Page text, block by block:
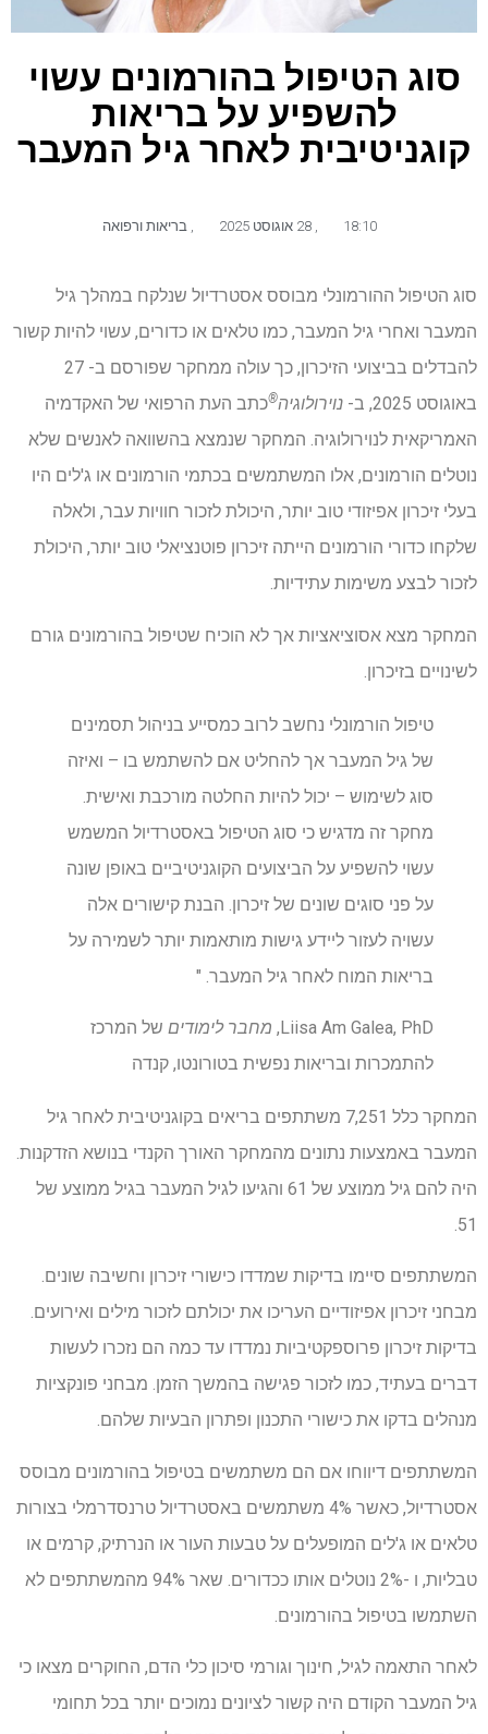
סוג הטיפול בהורמונים עשוי
להשפיע על בריאות
קוגניטיבית לאחר גיל המעבר
18:10 בריאות ורפואה
סוג הטיפול ההורמונלי מבוסס אסטרדיול שנלקח במהלך גיל
המעבר ואחרי גיל המעבר, כמו טלאים או כדורים, עשוי להיות קשור
להבדלים בביצועי הזיכרון, כך עולה ממחקר שפורסם ב- 27
באוגוסט 2025, ב-
נוירולוגיה®כתב העת הרפואי של האקדמיה
האמריקאית לנוירולוגיה. המחקר שנמצא בהשוואה לאנשים שלא
נוטלים הורמונים, אלו המשתמשים בכתמי הורמונים או ג'לים היו
בעלי זיכרון אפיזודי טוב יותר, היכולת לזכור חוויות עבר, ולאלה
שלקחו כדורי הורמונים הייתה זיכרון פוטנציאלי טוב יותר, היכולת
לזכור לבצע משימות עתידיות.
המחקר מצא אסוציאציות אך לא הוכיח שטיפול בהורמונים גורם
לשינויים בזיכרון.
טיפול הורמונלי נחשב לרוב כמסייע בניהול תסמינים
של גיל המעבר אך להחליט אם להשתמש בו – ואיזה
סוג לשימוש – יכול להיות החלטה מורכבת ואישית.
מחקר זה מדגיש כי סוג הטיפול באסטרדיול המשמש
עשוי להשפיע על הביצועים הקוגניטיביים באופן שונה
על פני סוגים שונים של זיכרון. הבנת קישורים אלה
עשויה לעזור ליידע גישות מותאמות יותר לשמירה על
בריאות המוח לאחר גיל המעבר. "
Liisa Am Galea, PhD, מחבר לימודים של המרכז
להתמכרות ובריאות נפשית בטורונטו, קנדה
המחקר כלל 7,251 משתתפים בריאים בקוגניטיבית לאחר גיל
המעבר באמצעות נתונים מהמחקר האורך הקנדי בנושא הזדקנות.
היה להם גיל ממוצע של 61 והגיעו לגיל המעבר בגיל ממוצע של
51.
המשתתפים סיימו בדיקות שמדדו כישורי זיכרון וחשיבה שונים.
מבחני זיכרון אפיזודיים העריכו את יכולתם לזכור מילים ואירועים.
בדיקות זיכרון פרוספקטיביות נמדדו עד כמה הם נזכרו לעשות
דברים בעתיד, כמו לזכור פגישה בהמשך הזמן. מבחני פונקציות
מנהלים בדקו את כישורי התכנון ופתרון הבעיות שלהם.
המשתתפים דיווחו אם הם משתמשים בטיפול בהורמונים מבוסס
אסטרדיול, כאשר 4% משתמשים באסטרדיול טרנסדרמלי בצורות
טלאים או ג'לים המופעלים על טבעות העור או הנרתיק, קרמים או
טבליות, ו -2% נוטלים אותו ככדורים. שאר 94% מהמשתתפים לא
השתמשו בטיפול בהורמונים.
לאחר התאמה לגיל, חינוך וגורמי סיכון כלי הדם, החוקרים מצאו כי
גיל המעבר הקודם היה קשור לציונים נמוכים יותר בכל תחומי